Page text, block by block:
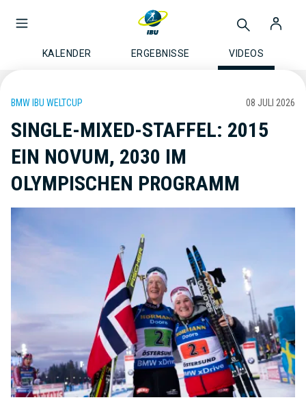
KALENDER ERGEBNISSE VIDEOS
BMW IBU WELTCUP 08 JULI 2026
SINGLE-MIXED-STAFFEL: 2015
EIN NOVUM, 2030 IM
OLYMPISCHEN PROGRAMM